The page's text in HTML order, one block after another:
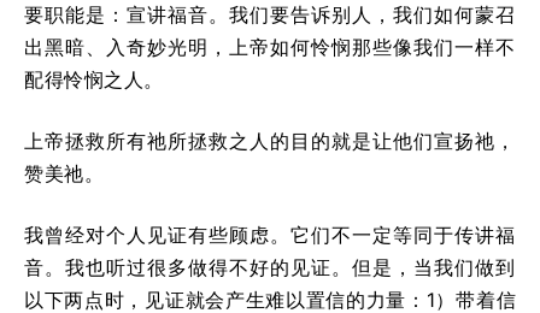
要职能是：宣讲福音。我们要告诉别人，我们如何蒙召
出黑暗、入奇妙光明，上帝如何怜悯那些像我们一样不
配得怜悯之人。
上帝拯救所有祂所拯救之人的目的就是让他们宣扬祂，
赞美祂。
我曾经对个人见证有些顾虑。它们不一定等同于传讲福
音。我也听过很多做得不好的见证。但是，当我们做到
以下两点时，见证就会产生难以置信的力量：1）带着信